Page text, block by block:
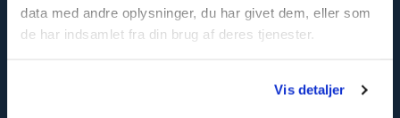
data med andre oplysninger, du har givet dem, eller som
de har indsamlet fra din brug af deres tjenester.
Vis detaljer
Dansk Firmaidræt er den 3.
største idrætsorganisation
medlemmer og aktiviteter